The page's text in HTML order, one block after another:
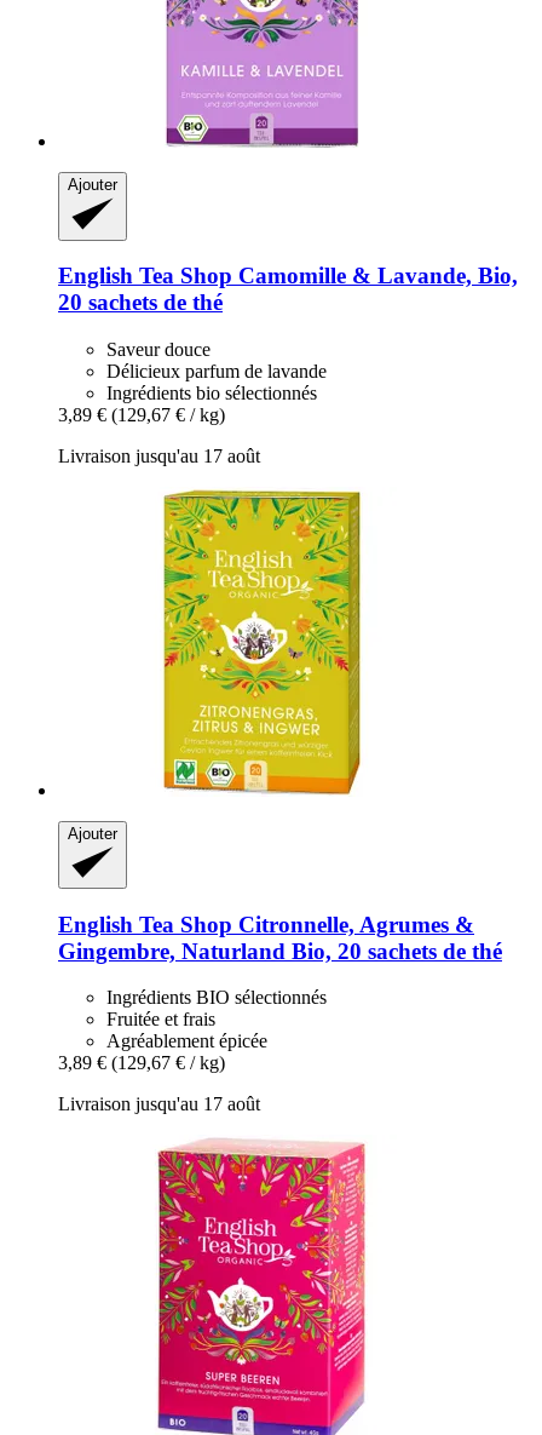
Ajouter
English Tea Shop Camomille & Lavande, Bio,
20 sachets de thé
Saveur douce
Délicieux parfum de lavande
Ingrédients bio sélectionnés
3,89 € (129,67 € / kg)
Livraison jusqu'au 17 août
Ajouter
English Tea Shop Citronnelle, Agrumes &
Gingembre, Naturland Bio, 20 sachets de thé
Ingrédients BIO sélectionnés
Fruitée et frais
Agréablement épicée
3,89 € (129,67 € / kg)
Livraison jusqu'au 17 août